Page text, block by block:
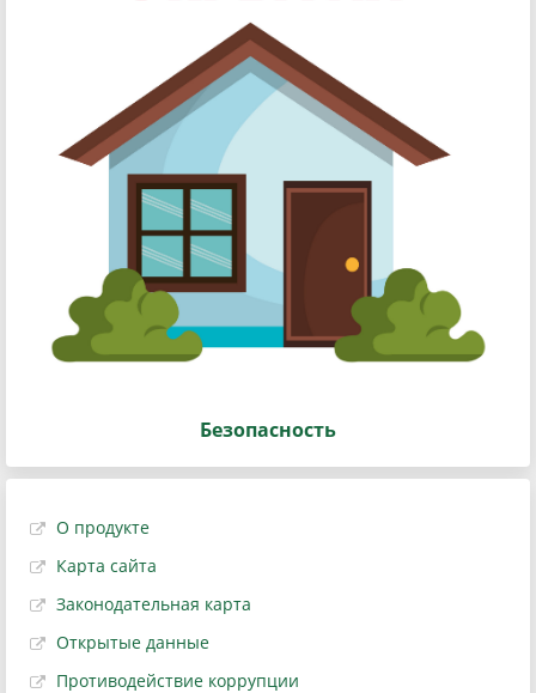
Безопасность
О продукте
Карта сайта
Законодательная карта
Открытые данные
Противодействие коррупции